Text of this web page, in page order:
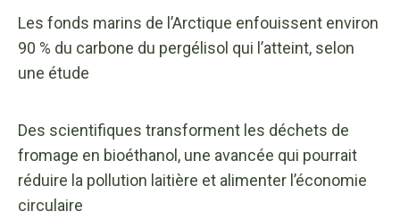
Les fonds marins de l’Arctique enfouissent environ
90 % du carbone du pergélisol qui l’atteint, selon
une étude
Des scientifiques transforment les déchets de
fromage en bioéthanol, une avancée qui pourrait
réduire la pollution laitière et alimenter l’économie
circulaire